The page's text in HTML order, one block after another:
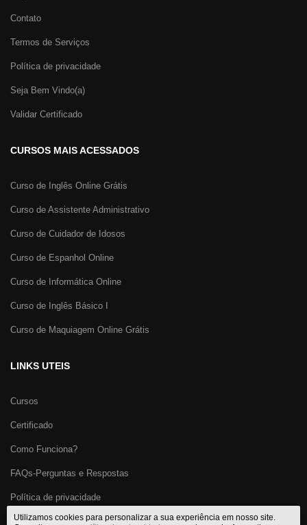
Contato
Termos de Serviços
Política de privacidade
Seja Bem Vindo(a)
Validar Certificado
CURSOS MAIS ACESSADOS
Curso de Inglês Online Grátis
Curso de Assistente Administrativo
Curso de Cuidador de Idosos
Curso de Espanhol Online
Curso de Informática Online
Curso de Inglês Básico I
Curso de Maquiagem Online Grátis
LINKS UTEIS
Cursos
Certificado
Como Funciona?
FAQs-Perguntas e Respostas
Política de privacidade
Blog
Utilizamos cookies para personalizar a sua experiência em nosso site.